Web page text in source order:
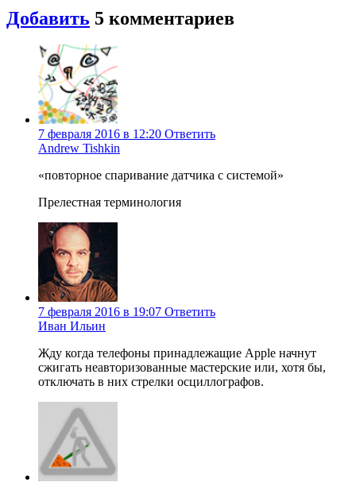
Добавить 5 комментариев
7 февраля 2016 в 12:20 Ответить
Andrew Tishkin
«повторное спаривание датчика с системой»
Прелестная терминология
7 февраля 2016 в 19:07 Ответить
Иван Ильин
Жду когда телефоны принадлежащие Apple начнут
сжигать неавторизованные мастерские или, хотя бы,
отключать в них стрелки осциллографов.